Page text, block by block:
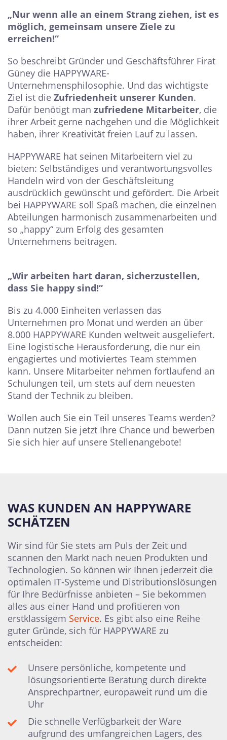
„Nur wenn alle an einem Strang ziehen, ist es
möglich, gemeinsam unsere Ziele zu
erreichen!“
So beschreibt Gründer und Geschäftsführer Firat
Güney die HAPPYWARE-
Unternehmensphilosophie. Und das wichtigste
Ziel ist die Zufriedenheit unserer Kunden.
Dafür benötigt man zufriedene Mitarbeiter, die
ihrer Arbeit gerne nachgehen und die Möglichkeit
haben, ihrer Kreativität freien Lauf zu lassen.
HAPPYWARE hat seinen Mitarbeitern viel zu
bieten: Selbständiges und verantwortungsvolles
Handeln wird von der Geschäftsleitung
ausdrücklich gewünscht und gefördert. Die Arbeit
bei HAPPYWARE soll Spaß machen, die einzelnen
Abteilungen harmonisch zusammenarbeiten und
so „happy“ zum Erfolg des gesamten
Unternehmens beitragen.
„Wir arbeiten hart daran, sicherzustellen,
dass Sie happy sind!“
Bis zu 4.000 Einheiten verlassen das
Unternehmen pro Monat und werden an über
8.000 HAPPYWARE Kunden weltweit ausgeliefert.
Eine logistische Herausforderung, die nur ein
engagiertes und motiviertes Team stemmen
kann. Unsere Mitarbeiter nehmen fortlaufend an
Schulungen teil, um stets auf dem neuesten
Stand der Technik zu bleiben.
Wollen auch Sie ein Teil unseres Teams werden?
Dann nutzen Sie jetzt Ihre Chance und bewerben
Sie sich hier auf unsere Stellenangebote!
WAS KUNDEN AN HAPPYWARE
SCHÄTZEN
Wir sind für Sie stets am Puls der Zeit und
scannen den Markt nach neuen Produkten und
Technologien. So können wir Ihnen jederzeit die
optimalen IT-Systeme und Distributionslösungen
für Ihre Bedürfnisse anbieten – Sie bekommen
alles aus einer Hand und profitieren von
erstklassigem Service. Es gibt also eine Reihe
guter Gründe, sich für HAPPYWARE zu
entscheiden:
Unsere persönliche, kompetente und
lösungsorientierte Beratung durch direkte
Ansprechpartner, europaweit rund um die
Uhr
Die schnelle Verfügbarkeit der Ware
aufgrund des umfangreichen Lagers, des